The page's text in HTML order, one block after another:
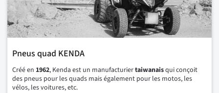
Pneus quad KENDA
Créé en 1962, Kenda est un manufacturiertaiwanaisqui conçoit
des pneus pour les quads mais également pour les motos, les
vélos, les voitures, etc.